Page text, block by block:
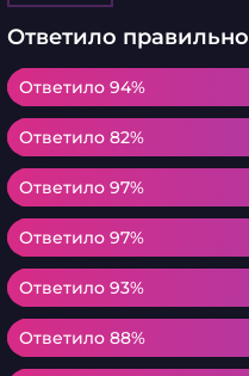
Ответило правильно
Ответило 94%
Ответило 94%
Ответило 82%
Ответило 82%
Ответило 97%
Ответило 97%
Ответило 97%
Ответило 97%
Ответило 93%
Ответило 93%
Ответило 88%
Ответило 88%